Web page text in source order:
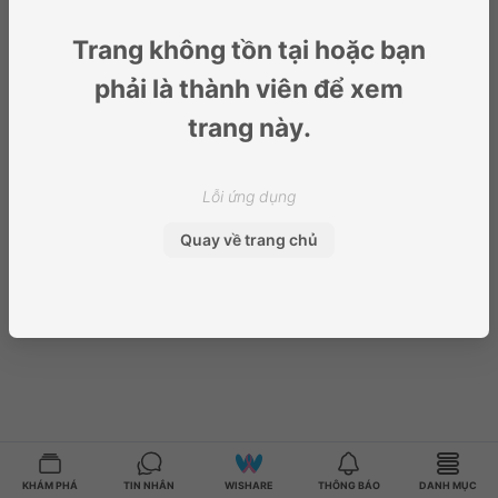
KHÁM PHÁ TIN NHẮN WISHARE THÔNG BÁO DANH MỤC
Trang không tồn tại hoặc bạn
phải là thành viên để xem
trang này.
Lỗi ứng dụng
Quay về trang chủ